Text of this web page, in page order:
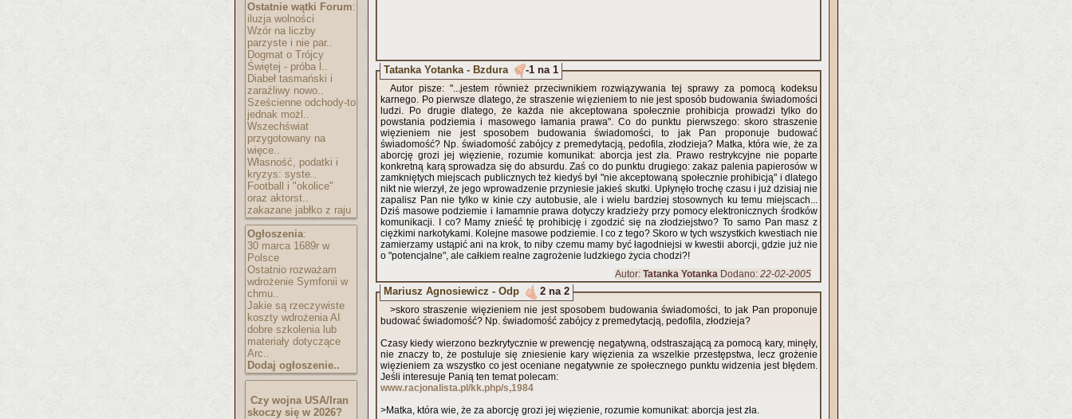
Ostatnie wątki Forum:
iluzja wolności
Wzór na liczby
parzyste i nie par..
Dogmat o Trójcy
Świętej - próba l..
Diabeł tasmański i
zaraźliwy nowo..
Sześcienne odchody-to
jednak możl..
Wszechświat
przygotowany na
więce..
Własność, podatki i
kryzys: syste..
Football i "okolice"
oraz aktorst..
zakazane jabłko z raju
Ogłoszenia:
30 marca 1689r w
Polsce
Ostatnio rozważam
wdrożenie Symfonii w
chmu..
Jakie są rzeczywiste
koszty wdrożenia AI
dobre szkolenia lub
materiały dotyczące
Arc..
Dodaj ogłoszenie..
Czy wojna USA/Iran
skoczy się w 2026?
Tatanka Yotanka - Bzdura -1 na 1
Autor pisze: "...jestem również przeciwnikiem rozwiązywania tej sprawy za pomocą kodeksu
karnego. Po pierwsze dlatego, że straszenie więzieniem to nie jest sposób budowania świadomości
ludzi. Po drugie dlatego, że każda nie akceptowana społecznie prohibicja prowadzi tylko do
powstania podziemia i masowego łamania prawa". Co do punktu pierwszego: skoro straszenie
więzieniem nie jest sposobem budowania świadomości, to jak Pan proponuje budować
świadomość? Np. świadomość zabójcy z premedytacją, pedofila, złodzieja? Matka, która wie, że za
aborcję grozi jej więzienie, rozumie komunikat: aborcja jest zła. Prawo restrykcyjne nie poparte
konkretną karą sprowadza się do absurdu. Zaś co do punktu drugiego: zakaz palenia papierosów w
zamkniętych miejscach publicznych też kiedyś był "nie akceptowaną społecznie prohibicją" i dlatego
nikt nie wierzył, że jego wprowadzenie przyniesie jakieś skutki. Upłynęło trochę czasu i już dzisiaj nie
zapalisz Pan nie tylko w kinie czy autobusie, ale i wielu bardziej stosownych ku temu miejscach...
Dziś masowe podziemie i łamamnie prawa dotyczy kradzieży przy pomocy elektronicznych środków
komunikacji. I co? Mamy znieść tę prohibicję i zgodzić się na złodziejstwo? To samo Pan masz z
ciężkimi narkotykami. Kolejne masowe podziemie. I co z tego? Skoro w tych wszystkich kwestiach nie
zamierzamy ustąpić ani na krok, to niby czemu mamy być łagodniejsi w kwestii aborcji, gdzie już nie
o "potencjalne", ale całkiem realne zagrożenie ludzkiego życia chodzi?!
Autor: Tatanka Yotanka Dodano: 22-02-2005
Mariusz Agnosiewicz - Odp 2 na 2
>skoro straszenie więzieniem nie jest sposobem budowania świadomości, to jak Pan proponuje
budować świadomość? Np. świadomość zabójcy z premedytacją, pedofila, złodzieja?
Czasy kiedy wierzono bezkrytycznie w prewencję negatywną, odstraszającą za pomocą kary, minęły,
nie znaczy to, że postuluje się zniesienie kary więzienia za wszelkie przestępstwa, lecz grożenie
więzieniem za wszystko co jest oceniane negatywnie ze społecznego punktu widzenia jest błędem.
Jeśli interesuje Panią ten temat polecam:
www.racjonalista.pl/kk.php/s,1984
>Matka, która wie, że za aborcję grozi jej więzienie, rozumie komunikat: aborcja jest zła.